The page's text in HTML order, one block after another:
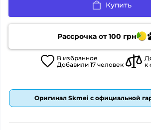
Купить
Рассрочка от100 грн
В избранное
Добавили 17 человек
к
Оригинал Skmei с официальной